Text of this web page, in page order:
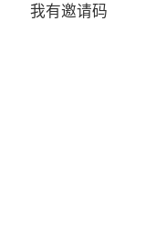
我有邀请码